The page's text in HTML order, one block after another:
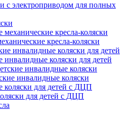
с электроприводом для полных
кресла-коляски
инвалидные коляски для детей
инвалидные коляски
для детей с ДЦП